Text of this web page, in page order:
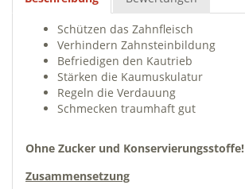
Schützen das Zahnfleisch
Verhindern Zahnsteinbildung
Befriedigen den Kautrieb
Stärken die Kaumuskulatur
Regeln die Verdauung
Schmecken traumhaft gut
Ohne Zucker und Konservierungsstoffe!
Zusammensetzung